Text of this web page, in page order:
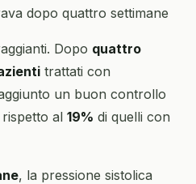
dopo quattro settimane
Dopo quattro
trattati con
un buon controllo
al 19% di quelli con
, la pressione sistolica